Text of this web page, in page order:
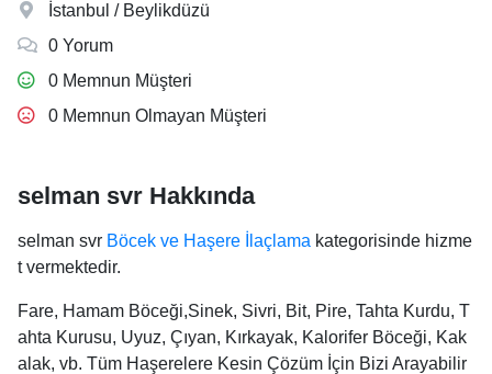
İstanbul / Beylikdüzü
0 Yorum
0 Memnun Müşteri
0 Memnun Olmayan Müşteri
selman svr Hakkında
selman svr Böcek ve Haşere İlaçlama kategorisinde hizme
t vermektedir.
Fare, Hamam Böceği,Sinek, Sivri, Bit, Pire, Tahta Kurdu, T
ahta Kurusu, Uyuz, Çıyan, Kırkayak, Kalorifer Böceği, Kak
alak, vb. Tüm Haşerelere Kesin Çözüm İçin Bizi Arayabilir